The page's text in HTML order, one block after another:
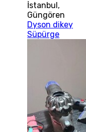
İstanbul ,
Güngören
Dyson dikey
Süpürge